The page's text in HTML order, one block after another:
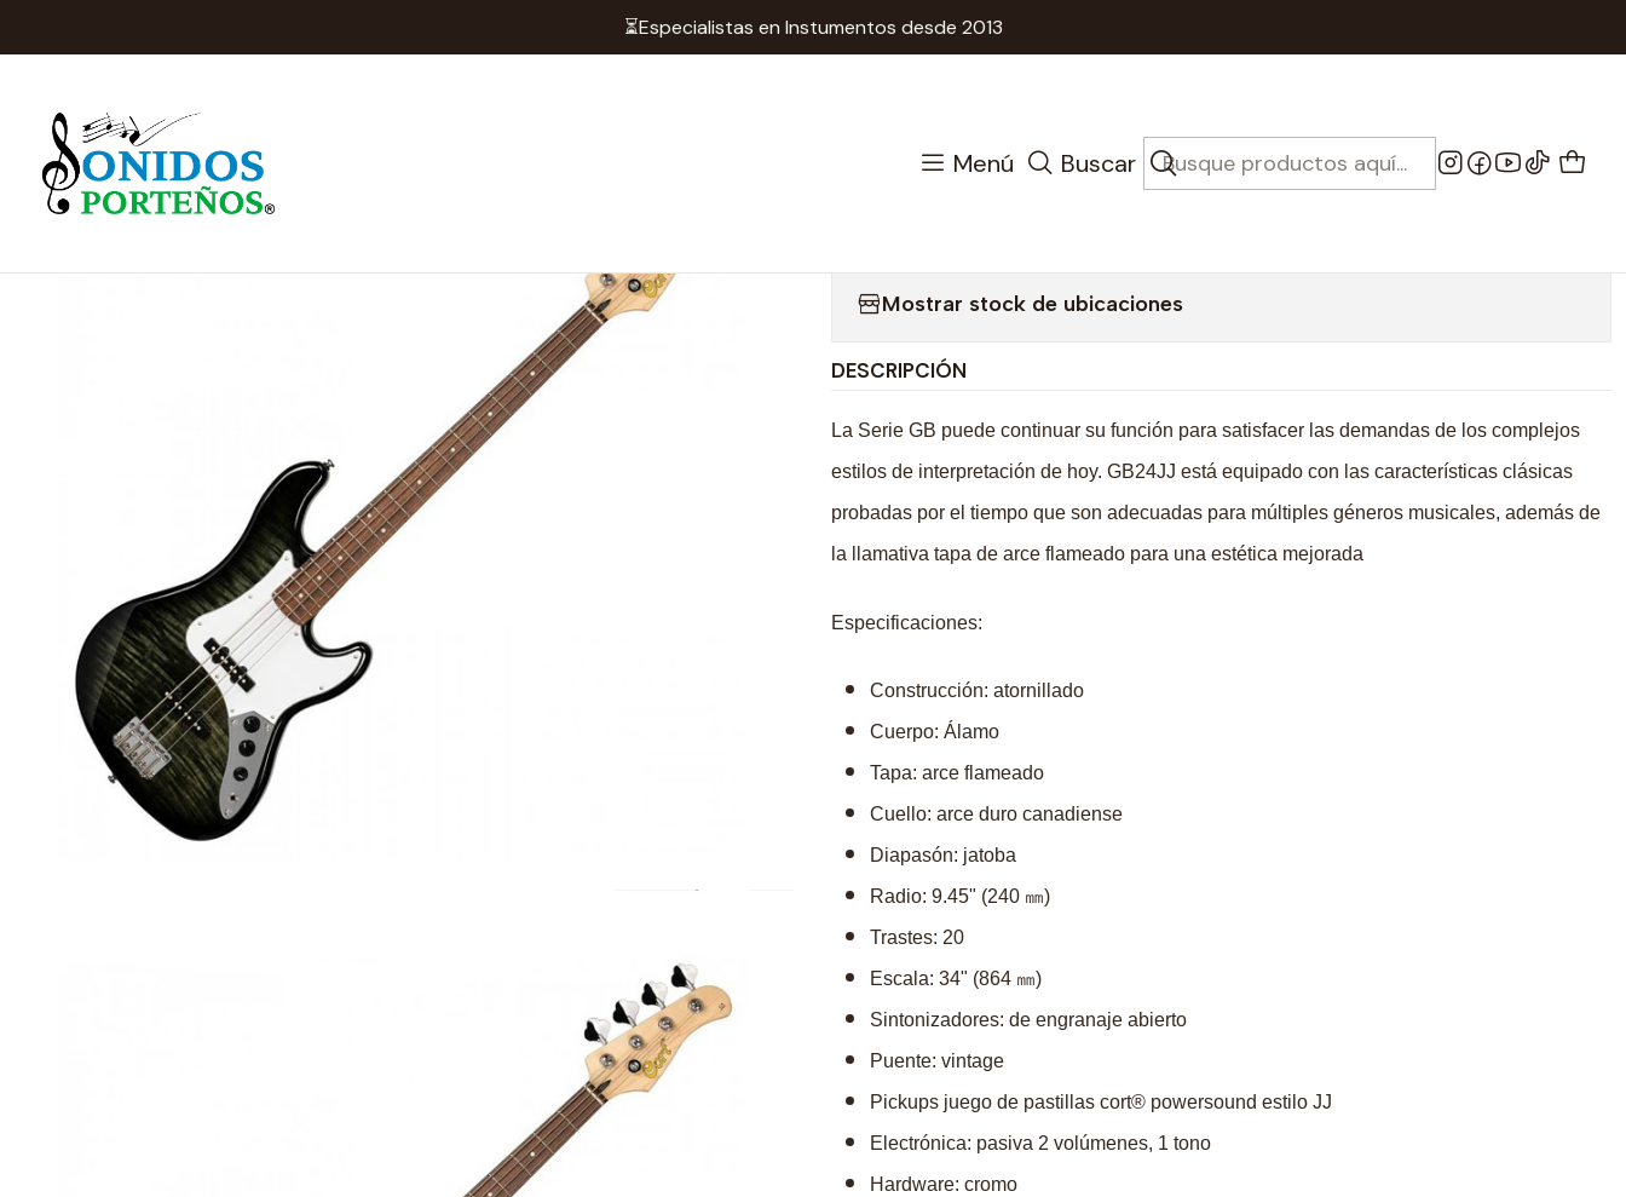
Menú Buscar
⏳Especialistas en Instumentos desde 2013
Instrumentos de Cuerda Bajos Bajo Eléctrico - Cort GB24JJ - TBK
Bajo Eléctrico - Cort GB24JJ -
Mostrar stock de ubicaciones
DESCRIPCIÓN
La Serie GB puede continuar su función para satisfacer las demandas de los complejos
estilos de interpretación de hoy. GB24JJ está equipado con las características clásicas
probadas por el tiempo que son adecuadas para múltiples géneros musicales, además de
la llamativa tapa de arce flameado para una estética mejorada
Especificaciones:
Construcción: atornillado
Cuerpo: Álamo
Tapa: arce flameado
Cuello: arce duro canadiense
Diapasón: jatoba
Radio: 9.45" (240 ㎜)
Trastes: 20
Escala: 34" (864 ㎜)
Sintonizadores: de engranaje abierto
Puente: vintage
Pickups juego de pastillas cort® powersound estilo JJ
Electrónica: pasiva 2 volúmenes, 1 tono
Hardware: cromo